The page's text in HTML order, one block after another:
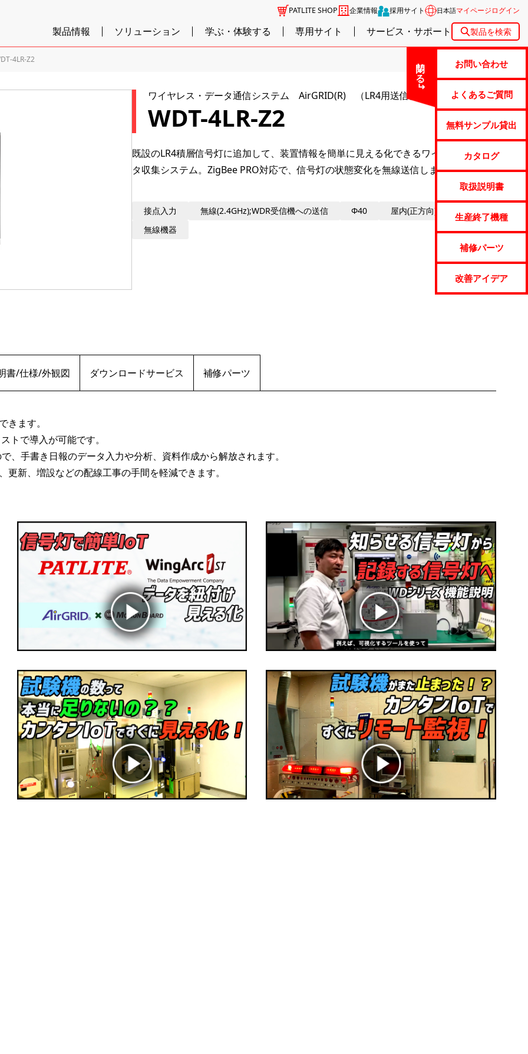
PATLITE SHOP 企業情報 採用サイト 日本語マイページログイン
製品情報 ソリューション 学ぶ・体験する 専用サイト サービス・サポート 製品を検索
閉じる お問い合わせ
よくあるご質問
無料サンプル貸出
カタログ
取扱説明書
生産終了機種
補修パーツ
改善アイデア
4LR-Z2
ワイヤレス・データ通信システム AirGRID(R) （LR4用送信機）
WDT-4LR-Z2
既設のLR4積層信号灯に追加して、装置情報を簡単に見える化できるワイヤレスデー
タ収集システム。ZigBee PRO対応で、信号灯の状態変化を無線送信します。
接点入力 無線(2.4GHz);WDR受信機への送信 Φ40 屋内(正方向)
IP65
無線機器
書/仕様/外観図 ダウンロードサービス 補修パーツ
ます。
トで導入が可能です。
、手書き日報のデータ入力や分析、資料作成から解放されます。
新、増設などの配線工事の手間を軽減できます。